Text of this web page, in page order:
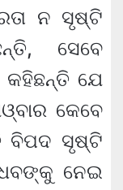
ନ ସୃଷ୍ଟି
ସେବେ
କହିଛନ୍ତି ଯେ
କେବେ
ବିପଦ ସୃଷ୍ଟି
ନେଇ